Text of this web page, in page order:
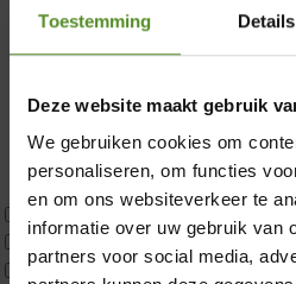
Toestemming Details
Deze website maakt gebruik
We gebruiken cookies om
personaliseren, om functies
en om ons websiteverkeer te
informatie over uw gebruik van
partners voor social media,
2 personen
Materiaal
Latex
Traagschuim
Tweepersoons 1 kern product
Tweepersoons 2 kernen